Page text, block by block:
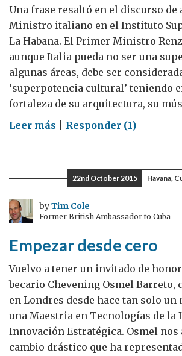
Vecindario
Difícil
Una frase resaltó en el discurso de
Ministro italiano en el Instituto
La Habana. El Primer Ministro
aunque Italia pueda no ser una
algunas áreas, debe ser
‘superpotencia cultural’ teniendo
fortaleza de su arquitectura, su
Leer más on
Poder
Blando
Responder (1)
22nd October 2015 Havana,
byTim Cole
Former British Ambassador to Cuba
Empezar desde cero
Vuelvo a tener un invitado de
becario Chevening Osmel Barreto,
en Londres desde hace tan solo un
una Maestria en Tecnologías de la
Innovación Estratégica. Osmel nos
cambio drástico que ha